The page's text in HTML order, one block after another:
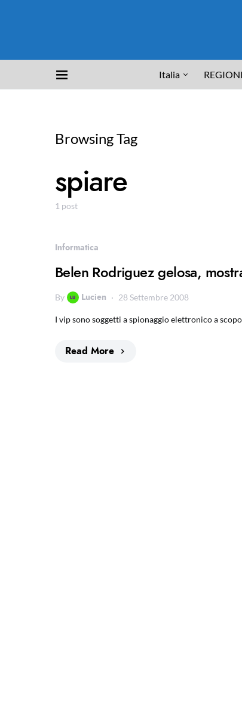
Italia REGIONI
Browsing Tag
spiare
1 post
Informatica
Belen Rodriguez gelosa,
By Lucien 28 Settembre 2008
I vip sono soggetti a spionaggio elettronico a
Read More